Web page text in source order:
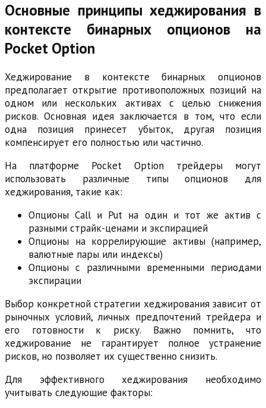
Основные принципы хеджирования в
контексте бинарных опционов на
Pocket Option
Хеджирование в контексте бинарных опционов
предполагает открытие противоположных позиций на
одном или нескольких активах с целью снижения
рисков. Основная идея заключается в том, что если
одна позиция принесет убыток, другая позиция
компенсирует его полностью или частично.
На платформе Pocket Option трейдеры могут
использовать различные типы опционов для
хеджирования, такие как:
Опционы Call и Put на один и тот же актив с
разными страйк-ценами и экспирацией
Опционы на коррелирующие активы (например,
валютные пары или индексы)
Опционы с различными временными периодами
экспирации
Выбор конкретной стратегии хеджирования зависит от
рыночных условий, личных предпочтений трейдера и
его готовности к риску. Важно помнить, что
хеджирование не гарантирует полное устранение
рисков, но позволяет их существенно снизить.
Для эффективного хеджирования необходимо
учитывать следующие факторы: